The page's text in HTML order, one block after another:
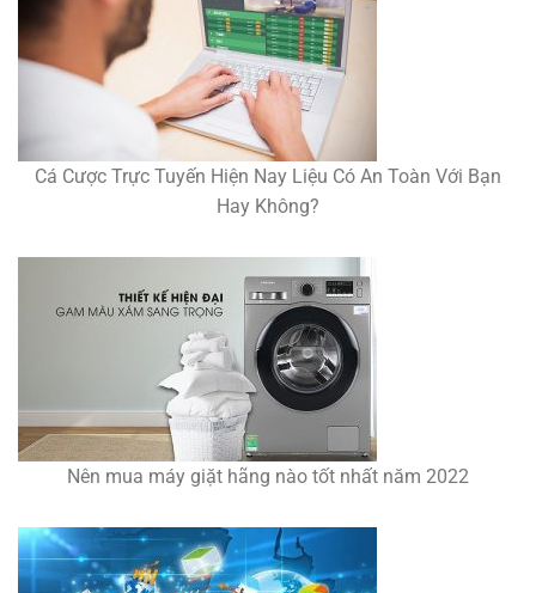
Cá Cược Trực Tuyến Hiện Nay Liệu Có An Toàn Với Bạn
Hay Không?
Nên mua máy giặt hãng nào tốt nhất năm 2022